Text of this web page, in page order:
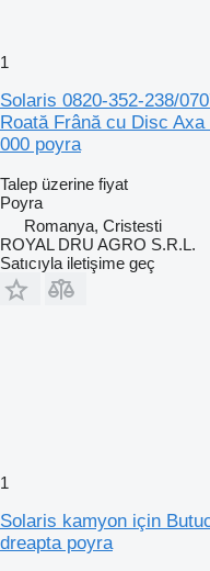
1
Solaris 0820-352-238/
Roată Frână cu Disc
000 poyra
Talep üzerine fiyat
Poyra
Romanya, Cristesti
ROYAL DRU AGRO S.R.L.
Satıcıyla iletişime geç
1
Solaris kamyon için
dreapta poyra